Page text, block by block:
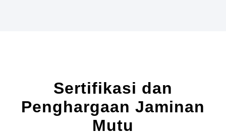
Sertifikasi dan
Penghargaan Jaminan
Mutu